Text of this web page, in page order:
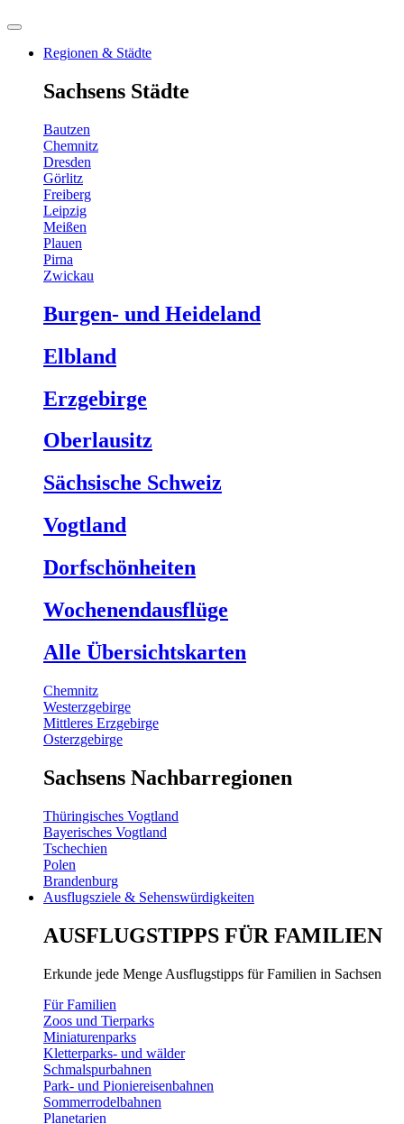
Regionen & Städte
Sachsens Städte
Bautzen
Chemnitz
Dresden
Görlitz
Freiberg
Leipzig
Meißen
Plauen
Pirna
Zwickau
Burgen- und Heideland
Elbland
Erzgebirge
Oberlausitz
Sächsische Schweiz
Vogtland
Dorfschönheiten
Wochenendausflüge
Alle Übersichtskarten
Chemnitz
Westerzgebirge
Mittleres Erzgebirge
Osterzgebirge
Sachsens Nachbarregionen
Thüringisches Vogtland
Bayerisches Vogtland
Tschechien
Polen
Brandenburg
Ausflugsziele & Sehenswürdigkeiten
AUSFLUGSTIPPS FÜR FAMILIEN
Erkunde jede Menge Ausflugstipps für Familien in Sachsen
Für Familien
Zoos und Tierparks
Miniaturenparks
Kletterparks- und wälder
Schmalspurbahnen
Park- und Pioniereisenbahnen
Sommerrodelbahnen
Planetarien